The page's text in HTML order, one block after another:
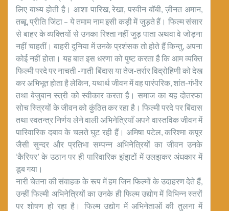
लिए बाध्य होती है। आशा पारिख, रेखा, परवीन बॉबी, ज़ीनत अमान,
तब्बू, प्रीति जिंटा – ये तमाम नाम इसी कड़ी में जुड़ते हैं। फिल्म संसार
से बाहर के व्यक्तियों से उनका रिश्ता नहीं जुड़ पाता अथवा वे जोड़ना
नहीं चाहतीं। बाहरी दुनिया में उनके प्रशंसक तो होते हैं किन्तु, अपना
कोई नहीं होता। यह बात इस धरणा को पुष्ट करता है कि आम व्यक्ति
फिल्मी परदे पर नाचती -गाती बिंदास या तेज-तर्रार विद्रोहिणी को देख
कर अभिभूत होता है लेकिन, यथार्थ जीवन में वह पारंपरिक, शांत-गंभीर
तथा बेजुबान स्त्री को स्वीकार करता है। समाज का यह दोतरफा
सोच स्त्रियों के जीवन को कुंठित कर रहा है। फिल्मी परदे पर बिंदास
तथा स्वतन्त्र निर्णय लेने वाली अभिनेत्रियाँ अपने वास्तविक जीवन में
पारिवारिक दबाव के चलते घुट रही हैं। अमिषा पटेल, करिश्मा कपूर
जैसी सुन्दर और प्रतिभा सम्पन्न अभिनेत्रियों का जीवन उनके
‘कैरियर’ के उठान पर ही पारिवारिक झंझटों में उलझकर अंधकार में
डूब गया।
नारी चेतना की संवाहक के रूप में हम जिन फिल्मों के उदाहरण देते हैं,
उन्हीं फिल्मी अभिनेत्रियों का उनके ही फिल्म उद्योग में विभिन्न स्तरों
पर शोषण हो रहा है। फिल्म उद्योग में अभिनेताओं की तुलना में